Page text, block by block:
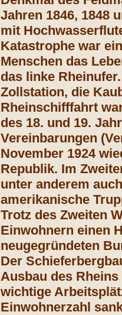
Jahren 1846, 1848
mit
Katastrophe war
Menschen das
das linke
Zollstation, die
Rheinschifffahrt
des 18. und 19.
Vereinbarungen
November 1924
Republik. Im
unter anderem
amerikanische
Trotz des Zweiten
Einwohnern einen
neugegründeten
Der
Ausbau des
wichtige
Einwohnerzahl